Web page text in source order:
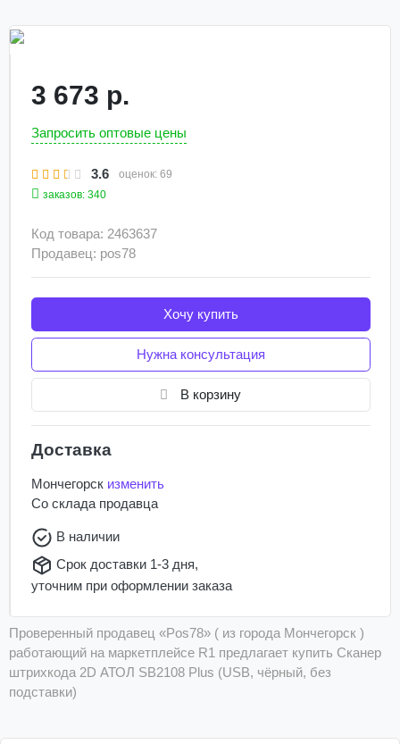
3 673 р.
Запросить оптовые цены
3.6 оценок: 69
заказов: 340
Код товара: 2463637
Продавец: pos78
Хочу купить
Нужна консультация
В корзину
Доставка
Мончегорск изменить
Со склада продавца
В наличии
Срок доставки 1-3 дня,
уточним при оформлении заказа
Проверенный продавец «Pos78» ( из города Мончегорск )
работающий на маркетплейсе R1 предлагает купить Сканер
штрихкода 2D АТОЛ SB2108 Plus (USB, чёрный, без
подставки)